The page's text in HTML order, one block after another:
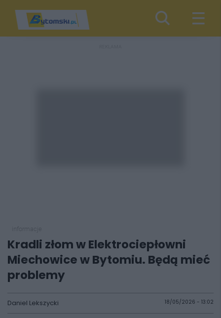
Kradli złom w Elektrociepłowni
Miechowice w Bytomiu. Będą mieć
problemy
Daniel Lekszycki 18/05/2026 - 13:02